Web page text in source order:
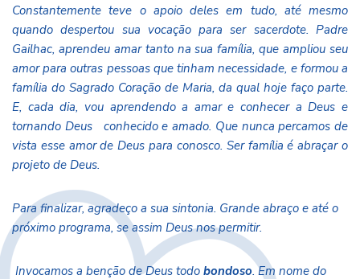
Constantemente teve o apoio deles em tudo, até mesmo
quando despertou sua vocação para ser sacerdote. Padre
Gailhac, aprendeu amar tanto na sua família, que ampliou seu
amor para outras pessoas que tinham necessidade, e formou a
família do Sagrado Coração de Maria, da qual hoje faço parte.
E, cada dia, vou aprendendo a amar e conhecer a Deus e
tornando Deus conhecido e amado. Que nunca percamos de
vista esseamor de Deus para conosco. Ser família é abraçar o
projeto de Deus.
Para finalizar, agradeço a sua sintonia. Grande abraço e até o
próximo programa, se assim Deus nos permitir.
Invocamos a benção de Deus todo bondoso. Em nome do